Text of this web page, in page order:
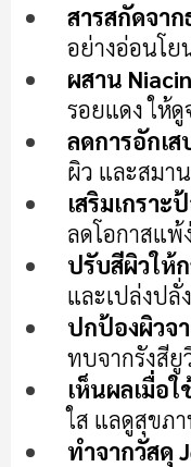
รูปภาพ
สารสกัดจา
อย่างอ่อนโย
ผสาน
รอยแดง ให้ดู
ลดการอักเส
ผิว และสมา
เสริมเกราะ
ลดโอกาสแพ้
ปรับสีผิวให้
และเปล่งปลั่
ปกป้องผิวจ
ทบจากรังสียู
เห็นผลเมื่อ
ใส แลดูสุขภ
ทำจากวัสดุ